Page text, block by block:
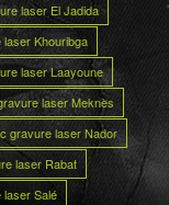
laser El Jadida
Khouribga
laser Laayoune
laser Meknès
gravure laser Nador
laser Rabat
Salé